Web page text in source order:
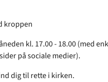
kroppen
kl. 17.00 - 18.00 (med
på sociale medier).
dig til rette i kirken.